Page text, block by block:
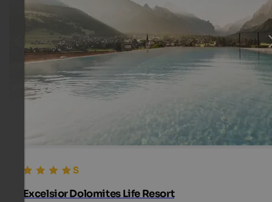
Excelsior Dolomites Life Resort